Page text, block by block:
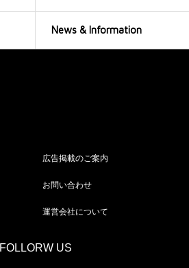
News & Information
広告掲載のご案内
お問い合わせ
運営会社について
FOLLORW US